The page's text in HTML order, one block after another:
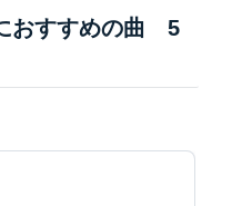
おすすめの曲 5